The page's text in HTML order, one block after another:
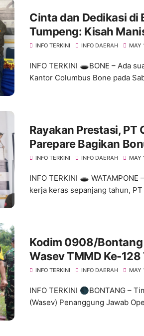
Cinta dan Dedikasi di
Tumpeng: Kisah
Tator di Bone
INFO TERKINI INFO DAERAH MAY
INFO TERKINI 🕳️​BONE – Ada
Kantor Columbus Bone pada
Rayakan Prestasi, PT
Parepare Bagikan
"Sukses Dimulai dari
INFO TERKINI INFO DAERAH MAY
INFO TERKINI 🕳️
kerja keras sepanjang tahun,
Kodim 0908/Bontang
Wasev TMMD Ke-
INFO TERKINI INFO DAERAH MAY
INFO TERKINI 🌑BONTANG –
(Wasev) Penanggung Jawab